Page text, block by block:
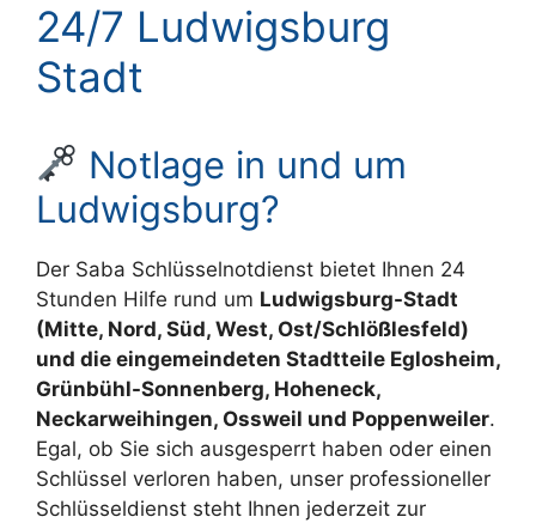
24/7 Ludwigsburg
Stadt
Notlage in und um
Ludwigsburg?
Der Saba Schlüsselnotdienst bietet Ihnen 24
Stunden Hilfe rund um Ludwigsburg-Stadt
(Mitte, Nord, Süd, West, Ost/Schlößlesfeld)
und die eingemeindeten Stadtteile Eglosheim,
Grünbühl-Sonnenberg, Hoheneck,
Neckarweihingen, Ossweil und Poppenweiler.
Egal, ob Sie sich ausgesperrt haben oder einen
Schlüssel verloren haben, unser professioneller
Schlüsseldienst steht Ihnen jederzeit zur